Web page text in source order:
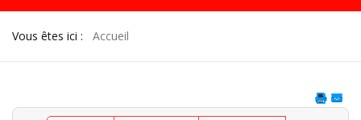
Vous êtes ici : Accueil